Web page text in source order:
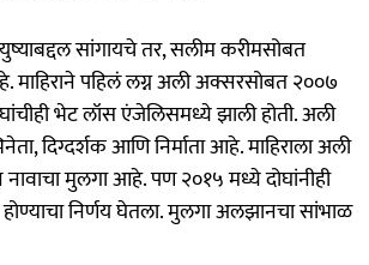
सांगायचे तर, सलीम करीमसोबत
पहिलं लग्न अली अक्सरसोबत २००७
भेट लॉस एंजेलिसमध्ये झाली होती. अली
दिग्दर्शक आणि निर्माता आहे. माहिराला अली
मुलगा आहे. पण २०१५ मध्ये दोघांनीही
निर्णय घेतला. मुलगा अलझानचा सांभाळ